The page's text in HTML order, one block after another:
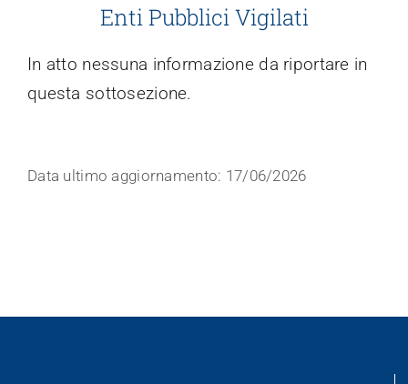
Enti Pubblici Vigilati
In atto nessuna informazione da riportare in
questa sottosezione.
Data ultimo aggiornamento: 17/06/2026